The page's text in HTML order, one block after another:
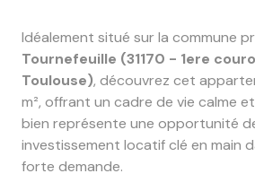
Idéalement situé sur la commune
Tournefeuille (31170 - 1ere
Toulouse), découvrez cet
m², offrant un cadre de vie calme
bien représente une opportunité
investissement locatif clé en main
forte demande.